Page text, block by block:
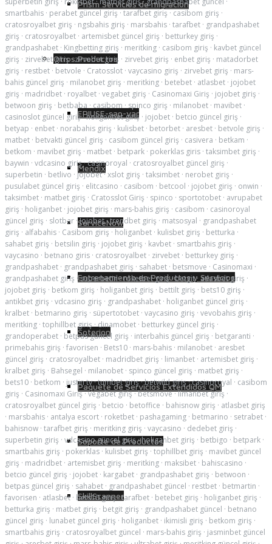
Prism Servicios de migración
Otros Productos
EPIUSE-sap-var
Mendix
ServiceNow
Entrenamiento en Productos y Servicios
Soterion
Paquete de Servicios Extendidos QM
Soporte de Productos
SkillScanner
smartbahis · perabet güncel giriş · tarafbet giriş · casibom giriş ·
cratosroyalbet giriş · ngsbahis giriş · marsbahis · tarafbet · grandpashabet
giriş · cratosroyalbet · artemisbet güncel giriş · betturkey giriş ·
grandpashabet · Kingbetting giriş · meritking · casibom giriş · kavbet güncel
giriş · zirvebet giriş·zirvebet giriş · zirvebet giriş · enbet giriş · matadorbet
giriş · restbet · betvole · Cratosslot · vaycasino giriş · zirvebet giriş · mars-
bahis güncel giriş · milanobet giriş · meritking · betebet · atlasbet · jojobet
giriş · madridbet · royalbet · vegabet giriş · Casinomaxi Giriş · jojobet giriş ·
betwoon giriş · betbaba · casibom · spinco giriş · milanobet · mavibet ·
casinoslot güncel giriş·holiganbet giriş · jojobet · betcio güncel giriş ·
betyap · enbet · norabahis giriş · kulisbet · betorbet · aresbet · betvole giriş ·
matbet · betvakti güncel giriş · casibom güncel giriş · casivera · betkam ·
betkom · mavibet giriş · matbet · betpark · pokerklas giris · taksimbet giriş ·
baywin · vdcasino giriş·casinoroyal · cratosroyalbet güncel giriş ·
superbetin · betlivo · jojobet·xslot giriş · taksimbet · nerobet giriş ·
pusulabet güncel giriş · elitcasino · casibom · betcool · jojobet giriş · onwin ·
taksimbet · matbet giriş · Cratosslot Giriş · spinco · sportotobet · avrupabet
giriş · holiganbet · jojobet giriş · mars-bahis giriş · casibom · casinoroyal
güncel giriş · slotbar ·Jojobet·trendbet giriş · matsosyal · grandpashabet
giriş · alfabahis · Casibom giriş · holiganbet · kulisbet giriş · betturka ·
sahabet giriş · betsilin giriş · jojobet giriş · kavbet · smartbahis giriş ·
vaycasino · betnano giris · cratosroyalbet · zirvebet · betturkey giriş ·
grandpashabet · grandpashabet giriş · sahabet · betsmove · Casinomaxi ·
grandpashabet giriş ·superbetin·roketbet giriş·betgit· atlasbet giriş ·
jojobet giriş · betkom giriş · holiganbet giriş · bettilt giriş · bets10 giriş ·
antikbet giriş · vdcasino giriş · grandpashabet · holiganbet güncel giriş ·
kralbet · betmarino giriş · süpertotobet · vaycasino giriş · vevobahis giriş ·
meritking · tophillbet giriş·dinamobet · betturkey güncel giriş ·
grandoperabet · betpas güncel giriş · interbahis güncel giriş · betgaranti ·
primebahis giriş · favorisen · Bets10 · mars-bahis · milanobet · aresbet
güncel giriş · cratosroyalbet · madridbet giriş · limanbet · artemisbet giriş ·
kralbet giriş · Bahsegel · milanobet · spinco güncel giriş · matbet giriş ·
bets10 · betkom · justin tv·tumbet giriş·betwild giriş·casinoroyal · casibom
giriş · Casinomaxi Giriş·vegabet giriş·betsmove·limanbet giriş ·
cratosroyalbet güncel giriş · betcio · betoffice · bahisnow giriş · atlasbet giriş
· marsbahis · antalya escort · roketbet · pashagaming · betmarino · setrabet ·
bahisnow · tarafbet giriş · meritking giriş · vaycasino · dedebet giriş ·
superbetin giriş · vdcasino güncel giriş·holiganbet giriş · betbigo · betpark ·
smartbahis giriş · pokerklas · kulisbet giriş · tophillbet giriş · mavibet güncel
giriş · madridbet · artemisbet giriş · meritking · maksibet · bahiscasino ·
betcio güncel giriş · jojobet · kargabet · grandpashabet giriş · betwoon ·
betpas güncel giriş · sahabet · grandpashabet güncel · restbet · betmartin ·
favorisen · atlasbet · bets10 giriş·tarafbet · betebet giriş · holiganbet giriş ·
betturka giriş · matbet giriş · betgit giriş · grandpashabet güncel · betnano
güncel giriş · lunabet güncel giriş · holiganbet · ikimisli giriş · betkom giriş ·
smartbahis giriş · cratosroyalbet güncel · mars-bahis giriş · jasminbet güncel